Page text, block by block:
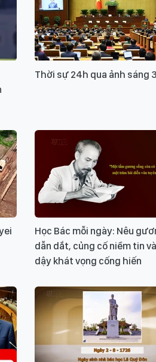
Thời sự 24h qua ảnh sáng
Học Bác mỗi ngày: Nêu
dẫn dắt, củng cố niềm tin
dậy khát vọng cống hiến